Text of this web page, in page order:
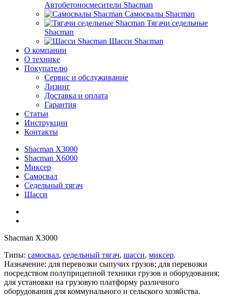
Автобетоносмесители Shacman
Самосвалы Shacman
Тягачи седельные
Shacman
Шасси Shacman
О компании
О технике
Покупателю
Сервис и обслуживание
Лизинг
Доставка и оплата
Гарантия
Статьи
Инструкции
Контакты
Shacman X3000
Shacman X6000
Миксер
Самосвал
Седельный тягач
Шасси
Shacman X3000
Типы: самосвал, седельный тягач, шасси, миксер.
Назначение: для перевозки сыпучих грузов; для перевозки
посредством полуприцепной техники грузов и оборудования;
для установки на грузовую платформу различного
оборудования для коммунального и сельского хозяйства.